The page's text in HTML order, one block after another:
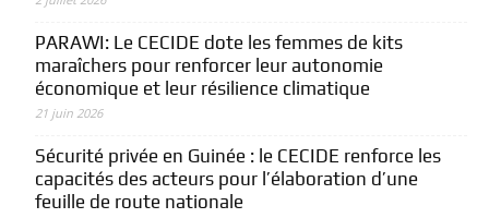
PARAWI: Le CECIDE dote les femmes de kits
maraîchers pour renforcer leur autonomie
économique et leur résilience climatique
21 juin 2026
Sécurité privée en Guinée : le CECIDE renforce les
capacités des acteurs pour l’élaboration d’une
feuille de route nationale